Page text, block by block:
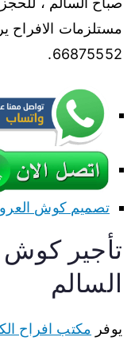
مستلزمات الافراح
66875552.
تصميم كوش
تأجير
السالم
يوفر مكتب افراح